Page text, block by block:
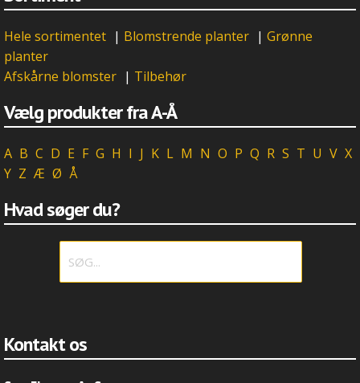
Hele sortimentet | Blomstrende planter | Grønne
planter
Afskårne blomster | Tilbehør
Vælg produkter fra A-Å
A B C D E F G H I J K L M N O P Q R S T U V X
Y Z Æ Ø Å
Hvad søger du?
Kontakt os